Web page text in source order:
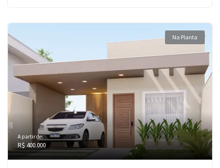
Na Planta
A partir de:
R$ 400.000